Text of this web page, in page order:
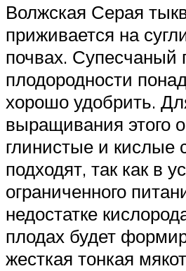
Волжская Серая
приживается на
почвах. Супесчаный
плодородности
хорошо удобрить.
выращивания этого
глинистые и кислые
подходят, так как в
ограниченного
недостатке
плодах будет
жесткая тонкая